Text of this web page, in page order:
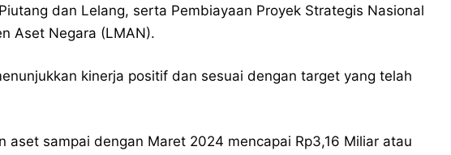
dan Lelang, serta Pembiayaan Proyek Strategis Nasional
Aset Negara (LMAN).
kinerja positif dan sesuai dengan target yang telah
aset sampai dengan Maret 2024 mencapai Rp3,16 Miliar atau